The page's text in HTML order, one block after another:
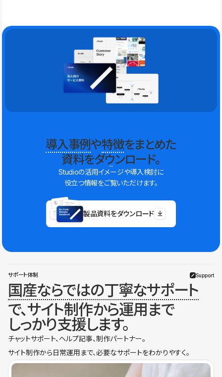
導入事例や特徴をまとめた
資料をダウンロード。
Studioの活用イメージや導入検討に
役立つ情報をご覧いただけます。
製品資料をダウンロード
サポート体制 Support
国産ならではの丁寧なサポート
で、サイト制作から運用まで
しっかり支援します。
チャットサポート、ヘルプ記事、制作パートナー。
サイト制作から日常運用まで、必要なサポートをわかりやすく。